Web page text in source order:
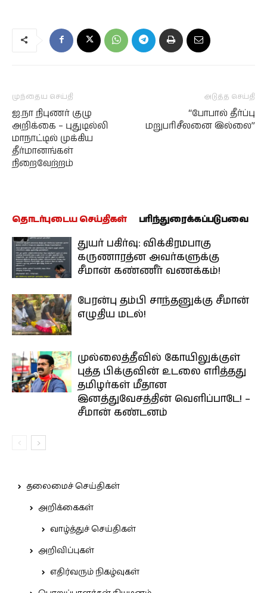
முந்தைய செய்தி
ஐ.நா நிபுணர் குழு
அறிக்கை – புதுடில்லி
மாநாட்டில் முக்கிய
தீர்மானங்கள்
நிறைவேற்றம்
அடுத்த செய்தி
“போபால் தீர்ப்பு
மறுபரிசீலனை இல்லை”
தொடர்புடைய செய்திகள் பரிந்துரைக்கப்படுபவை
துயர் பகிர்வு: விக்கிரமபாகு
கருணாரத்ன அவர்களுக்கு
சீமான் கண்ணீர் வணக்கம்!
பேரன்பு தம்பி சாந்தனுக்கு சீமான்
எழுதிய மடல்!
முல்லைத்தீவில் கோயிலுக்குள்
புத்த பிக்குவின் உடலை எரித்தது
தமிழர்கள் மீதான
இனத்துவேசத்தின் வெளிப்பாடே! –
சீமான் கண்டனம்
தலைமைச் செய்திகள்
அறிக்கைகள்
வாழ்த்துச் செய்திகள்
அறிவிப்புகள்
எதிர்வரும் நிகழ்வுகள்